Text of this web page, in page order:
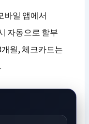
바일 앱에서
자동으로 할부
월, 체크카드는